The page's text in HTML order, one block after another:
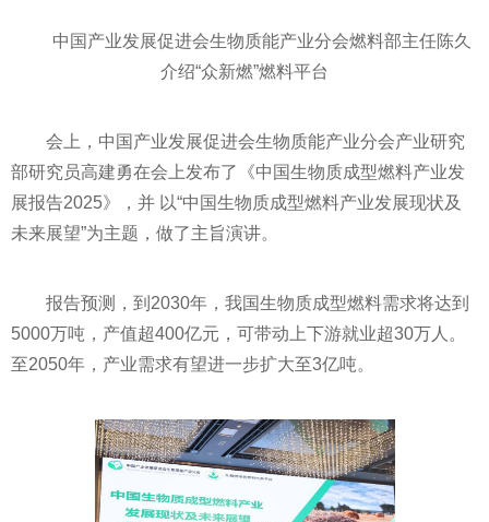
中国产业发展促进会生物质能产业分会燃料部主任陈久
介绍“众新燃”燃料平台
会上，中国产业发展促进会生物质能产业分会产业研究
部研究员高建勇在会上发布了《中国生物质成型燃料产业发
展报告2025》，并 以“中国生物质成型燃料产业发展现状及
未来展望”为主题，做了主旨演讲。
报告预测，到2030年，我国生物质成型燃料需求将达到
5000万吨，产值超400亿元，可带动上下游就业超30万人。
至2050年，产业需求有望进一步扩大至3亿吨。